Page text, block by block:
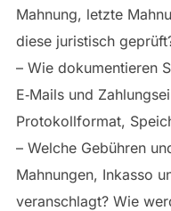
Mahnung, letzte
diese juristisch
– Wie dokumentieren
E‑Mails und
Protokollformat,
– Welche Gebühren
Mahnungen, Inkasso
veranschlagt? Wie